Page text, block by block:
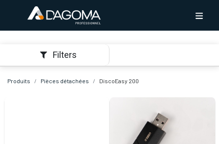
Filters
Produits Pièces détachées DiscoEasy 200